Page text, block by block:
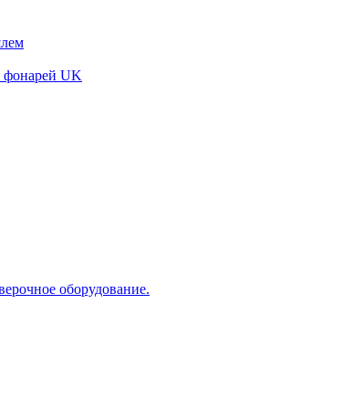
фонарей UK
оборудование.